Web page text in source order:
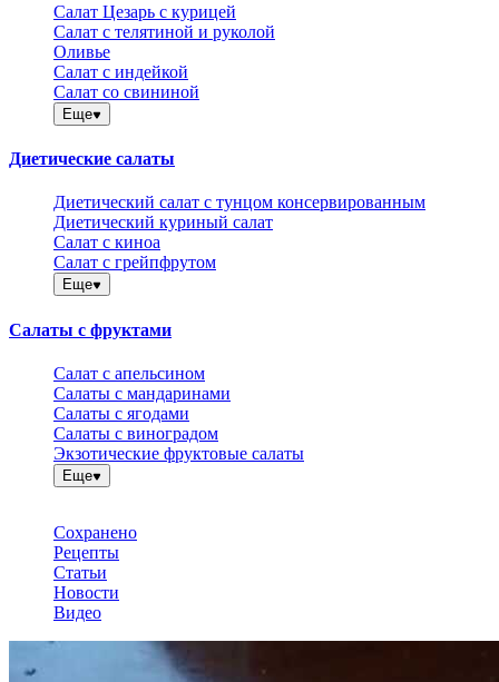
Салат Цезарь с курицей
Салат с телятиной и руколой
Оливье
Салат с индейкой
Салат со свининой
Еще
Диетические салаты
Диетический салат с тунцом консервированным
Диетический куриный салат
Салат с киноа
Салат с грейпфрутом
Еще
Салаты с фруктами
Салат с апельсином
Салаты с мандаринами
Салаты с ягодами
Салаты с виноградом
Экзотические фруктовые салаты
Еще
Сохранено
Рецепты
Статьи
Новости
Видео